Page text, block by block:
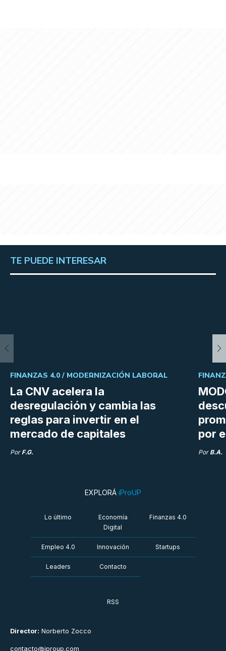
TE PUEDE INTERESAR
La CNV acelera la
desregulación y cambia las
reglas para invertir en el
mercado de capitales
FINANZAS 4.0 / MODERNIZACIÓN LABORAL
Por F.G.
por
Por B.A.
Director: Norberto Zocco
contacto@iproup.com
EXPLORÁ iProUP
Lo último
Economía
Digital
Finanzas 4.0
Empleo 4.0 Innovación Startups
Leaders Contacto
RSS